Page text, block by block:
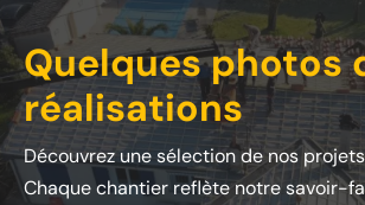
Quelques photos
réalisations
Découvrez une sélection de nos
Chaque chantier reflète notre savoir-